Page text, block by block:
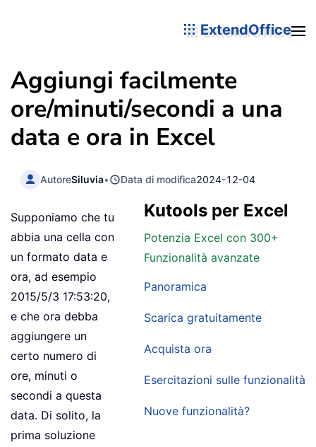
ExtendOffice
Aggiungi facilmente
ore/minuti/secondi a una
data e ora in Excel
AutoreSiluvia• Data di modifica2024-12-04
Kutools per Excel
Potenzia Excel con 300+
Funzionalità avanzate
Panoramica
Scarica gratuitamente
Acquista ora
Esercitazioni sulle funzionalità
Nuove funzionalità?
Supponiamo che tu
abbia una cella con
un formato data e
ora, ad esempio
2015/5/3 17:53:20,
e che ora debba
aggiungere un
certo numero di
ore, minuti o
secondi a questa
data. Di solito, la
prima soluzione